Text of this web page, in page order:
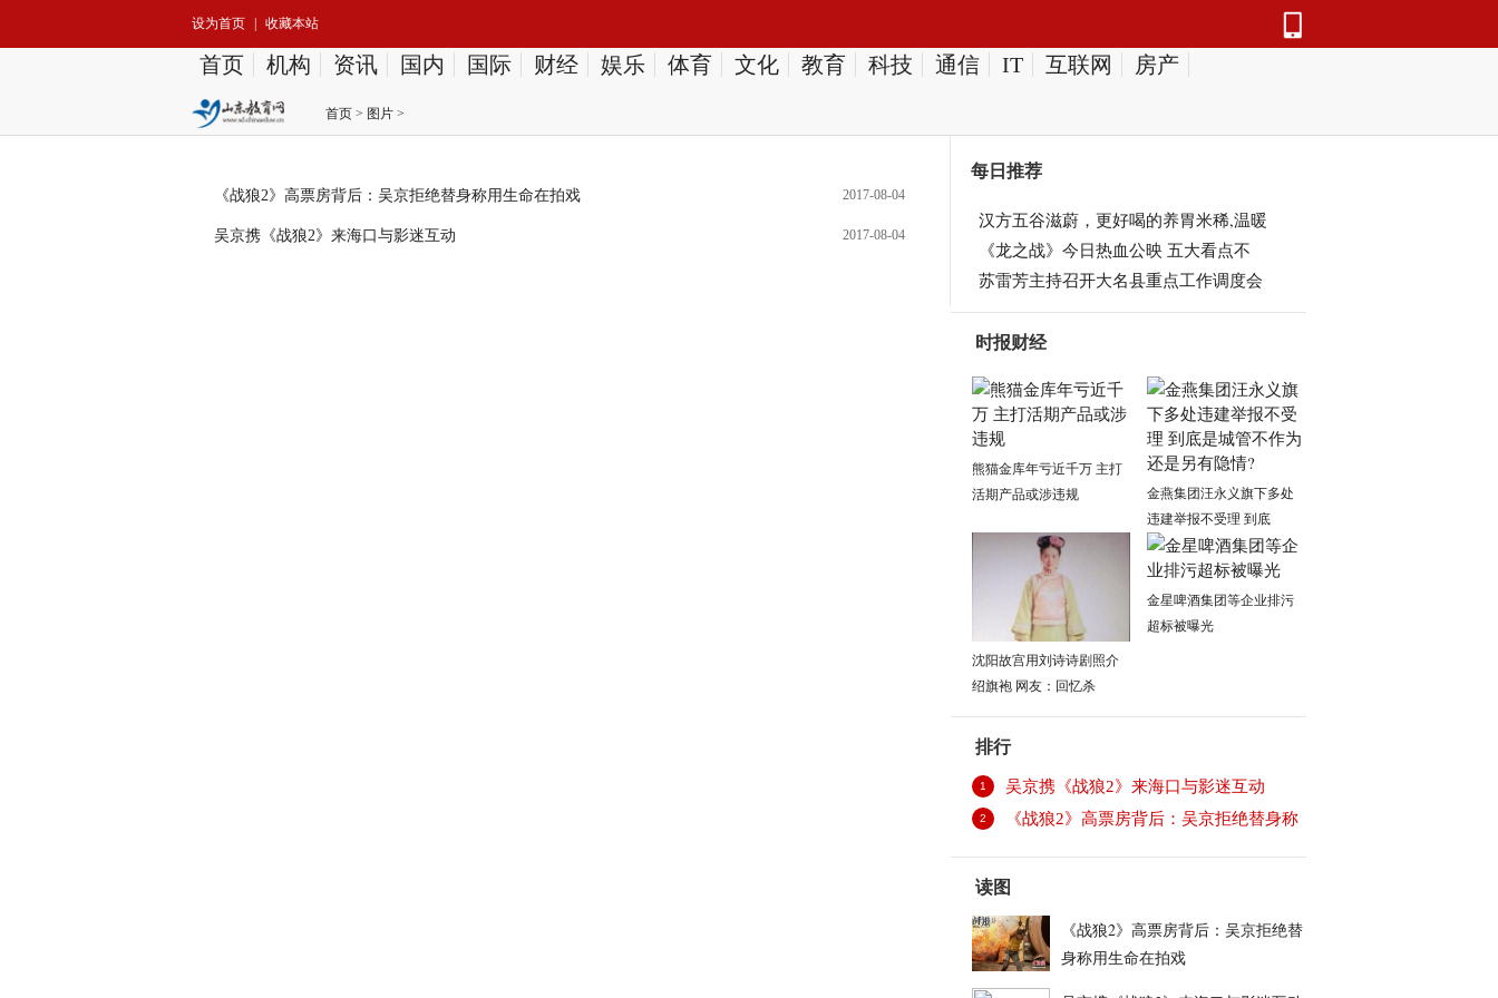
设为首页 收藏本站
首页 机构 资讯 国内 国际 财经 娱乐 体育 文化 教育 科技 通信 IT 互联网 房产
首页 > 图片 >
2017-08-04
《战狼2》高票房背后：吴京拒绝替身称用生命在拍戏
2017-08-04
吴京携《战狼2》来海口与影迷互动
每日推荐
汉方五谷滋蔚，更好喝的养胃米稀,温暖
《龙之战》今日热血公映 五大看点不
苏雷芳主持召开大名县重点工作调度会
时报财经
熊猫金库年亏近千万 主打
活期产品或涉违规
金燕集团汪永义旗下多处
违建举报不受理 到底
沈阳故宫用刘诗诗剧照介
绍旗袍 网友：回忆杀
金星啤酒集团等企业排污
超标被曝光
排行
1 吴京携《战狼2》来海口与影迷互动
2 《战狼2》高票房背后：吴京拒绝替身称
读图
《战狼2》高票房背后：吴京拒绝替
身称用生命在拍戏